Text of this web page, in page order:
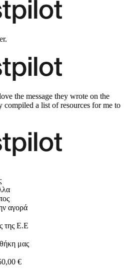
the message they wrote on the
a list of resources for me to
αγορά
της Ε.Ε
μας
€